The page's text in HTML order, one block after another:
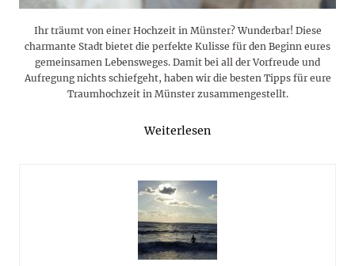
Ihr träumt von einer Hochzeit in Münster? Wunderbar! Diese
charmante Stadt bietet die perfekte Kulisse für den Beginn eures
gemeinsamen Lebensweges. Damit bei all der Vorfreude und
Aufregung nichts schiefgeht, haben wir die besten Tipps für eure
Traumhochzeit in Münster zusammengestellt.
Weiterlesen